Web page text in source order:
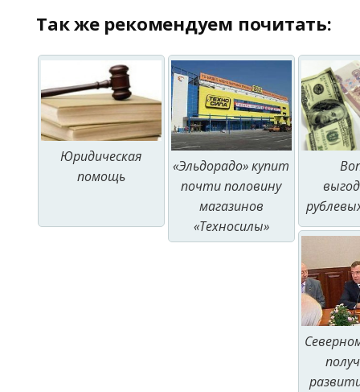
Так же рекомендуем почитать:
Юридическая
помощь
«Эльдорадо» купит
почти половину
магазинов
«Техносилы»